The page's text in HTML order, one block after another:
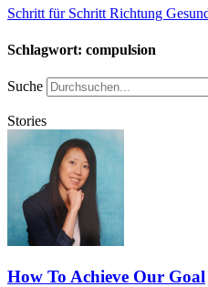
Schritt für Schritt Richtung
Schlagwort: compulsion
Suche
Stories
How To Achieve Our Goal